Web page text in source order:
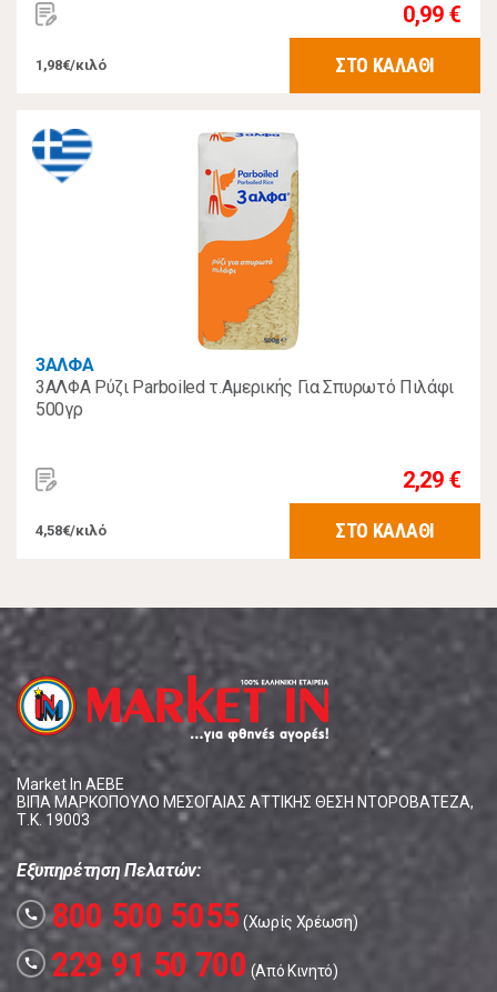
0,99 €
1,98€/κιλό ΣΤΟ ΚΑΛΑΘΙ
3ΑΛΦΑ
3ΑΛΦΑ Ρύζι Parboiled τ.Αμερικής Για Σπυρωτό Πιλάφι
500γρ
2,29 €
4,58€/κιλό ΣΤΟ ΚΑΛΑΘΙ
Market In ΑΕΒΕ
ΒΙΠΑ ΜΑΡΚΟΠΟΥΛΟ ΜΕΣΟΓΑΙΑΣ ΑΤΤΙΚΗΣ ΘΕΣΗ ΝΤΟΡΟΒΑΤΕΖΑ,
Τ.Κ. 19003
Εξυπηρέτηση Πελατών:
call 800 500 5055(Χωρίς Χρέωση)
call 229 91 50 700 (Από Κινητό)